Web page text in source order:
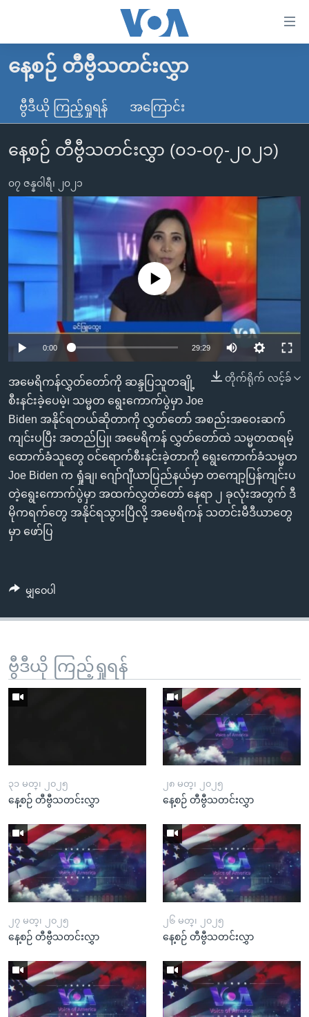
လွယ်ကူ
သည့်
များ
ပင်မ
အကြောင်းအရာ
ကျော်
ညွန်း
စာမျက်နှာ
ကျော်
ကြည့်
ရန်
ရှာဖွေ
ရန်
နေရာ
သို့
ကျော်
ရန်
မူလစာမျက်နှာ
မြန်မာ
ကမ္ဘာ့သတင်းများ
နိုင်ငံတကာ
တရုတ်
အစ္စရေး-ပါလက်စတိုင်း
ဗွီဒီယို
ရပ်ဝန်းတခု လမ်းတခု အလွန်
အင်္ဂလိပ်စာလေ့လာမယ်
အမေရိကန်သုံးအီဒီယံ
မကြေးမုံရဲ့ အင်္ဂလိပ်စာ
ရုပ်ရှင်ထဲက အင်္ဂလိပ်စာ
သုတပဒေသာ အင်္ဂလိပ်စာ
အပတ်စဉ်ကဏ္ဍများ
ရေဒီယို
ရေဒီယိုနှင့်ရုပ်သံ အချက်အလက်များ
ရေဒီယို/တီဗွီအစီအစဉ်
Learning English
ဘာသာစကားများ
နေ့စဉ် တီဗွီသတင်းလွှာ
ဗွီဒီယို ကြည့်ရှုရန် အကြောင်း
နေ့စဉ် တီဗွီသတင်းလွှာ (၀၁-၀၇-၂၀၂၁)
၀၇ ဇန္နဝါရီ၊ ၂၀၂၁
No media source currently available
0:00 29:29
တိုက်ရိုက် လင့်ခ်
အမေရိကန်လွှတ်တော်ကို ဆန္ဒပြသူတချို့
စီးနင်းခဲ့ပေမဲ့၊ သမ္မတ ရွေးကောက်ပွဲမှာ Joe
Biden အနိုင်ရတယ်ဆိုတာကို လွှတ်တော် အစည်းအဝေးဆက်
ကျင်းပပြီး အတည်ပြု၊ အမေရိကန် လွှတ်တော်ထဲ သမ္မတထရမ့်
ထောက်ခံသူတွေ ဝင်ရောက်စီးနင်းခဲ့တာကို ရွေးကောက်ခံသမ္မတ
Joe Biden က ရှုံချ၊ ဂျော်ဂျီယာပြည်နယ်မှာ တကျော့ပြန်ကျင်းပ
တဲ့ရွေးကောက်ပွဲမှာ အထက်လွှတ်တော် နေရာ ၂ ခုလုံးအတွက် ဒီ
မိုကရက်တွေ အနိုင်ရသွားပြီလို့ အမေရိကန် သတင်းမီဒီယာတွေ
မှာ ဖော်ပြ
မျှဝေပါ
ဗွီဒီယို ကြည့်ရှုရန်
၃၁ မတ္၊ ၂၀၂၅
နေ့စဉ် တီဗွီသတင်းလွှာ
၂၈ မတ္၊ ၂၀၂၅
နေ့စဉ် တီဗွီသတင်းလွှာ
၂၇ မတ္၊ ၂၀၂၅
နေ့စဉ် တီဗွီသတင်းလွှာ
၂၆ မတ္၊ ၂၀၂၅
နေ့စဉ် တီဗွီသတင်းလွှာ